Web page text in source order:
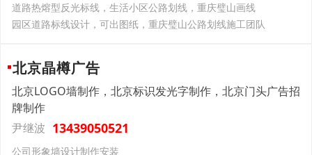
道路热熔型反光标线，生活小区公路划线，重庆璧山画线
园区道路标线设计，可出图纸，重庆璧山公路划线施工团队
北京晶樽广告
北京LOGO墙制作，北京标识发光字制作，北京门头广告招
牌制作
尹继波 13439050521
公司形象墙设计制作安装